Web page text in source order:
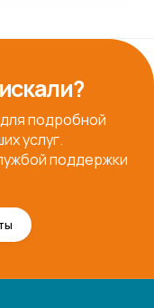
подробной
услуг.
поддержки